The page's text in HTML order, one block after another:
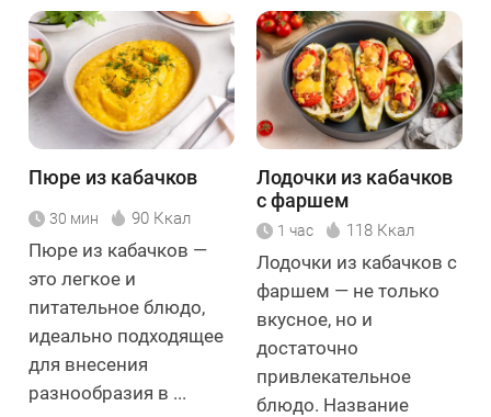
Пюре из кабачков
30 мин 90 Ккал
Пюре из кабачков —
это легкое и
питательное блюдо,
идеально подходящее
для внесения
разнообразия в ...
Лодочки из кабачков
с фаршем
1 час 118 Ккал
Лодочки из кабачков с
фаршем — не только
вкусное, но и
достаточно
привлекательное
блюдо. Название